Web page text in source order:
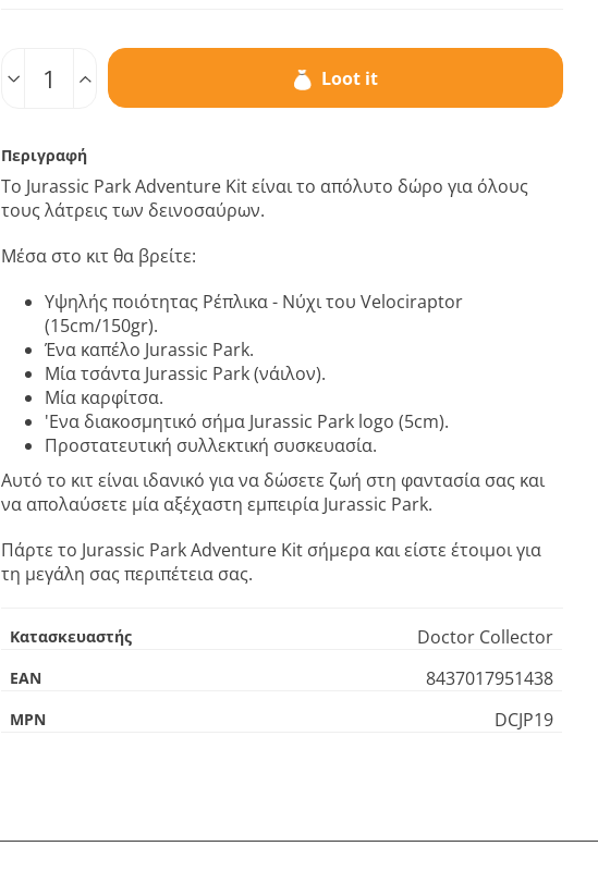
Loot it
Περιγραφή
Το Jurassic Park Adventure Kit είναι το απόλυτο δώρο για όλους
τους λάτρεις των δεινοσαύρων.
Μέσα στο κιτ θα βρείτε:
Υψηλής ποιότητας Ρέπλικα - Νύχι του Velociraptor
(15cm/150gr).
Ένα καπέλο Jurassic Park.
Μία τσάντα Jurassic Park (νάιλον).
Μία καρφίτσα.
'Ενα διακοσμητικό σήμα Jurassic Park logo (5cm).
Προστατευτική συλλεκτική συσκευασία.
Αυτό το κιτ είναι ιδανικό για να δώσετε ζωή στη φαντασία σας και
να απολαύσετε μία αξέχαστη εμπειρία Jurassic Park.
Πάρτε το Jurassic Park Adventure Kit σήμερα και είστε έτοιμοι για
τη μεγάλη σας περιπέτεια σας.
Κατασκευαστής Doctor Collector
EAN 8437017951438
MPN DCJP19